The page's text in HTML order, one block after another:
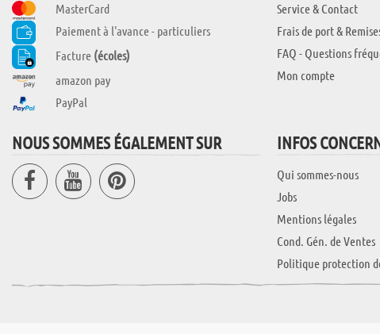
MasterCard
Paiement à l'avance - particuliers
Facture (écoles)
amazon pay
PayPal
Service & Contact
Frais de port &
FAQ - Questions
Mon compte
NOUS SOMMES ÉGALEMENT SUR INFOS
Qui sommes-nous
Jobs
Mentions légales
Cond. Gén. de Ventes
Politique protection